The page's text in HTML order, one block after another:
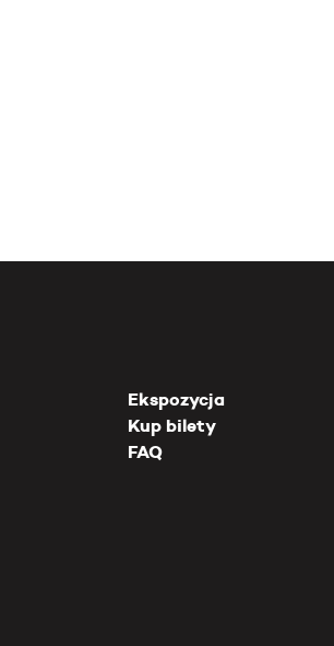
Ekspozycja
Kup bilety
FAQ